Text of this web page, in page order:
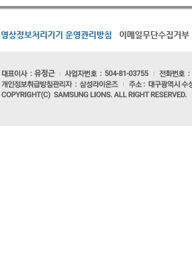
영상정보처리기기 운영관리방침 이메일무단수집거부